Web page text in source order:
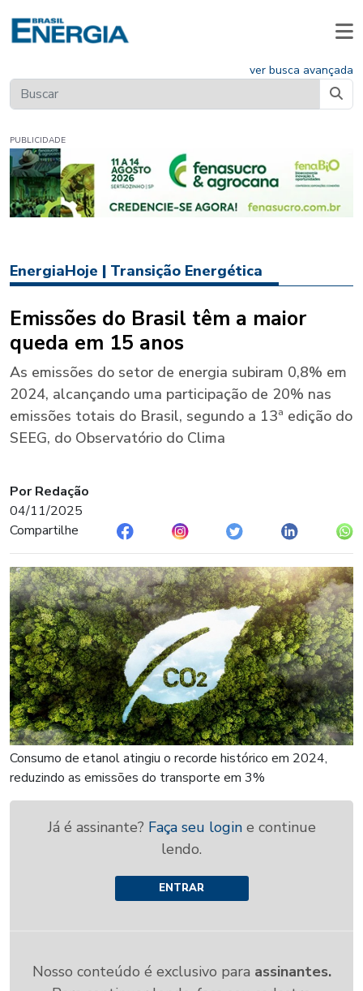
ver busca avançada
PUBLICIDADE
EnergiaHoje | Transição Energética
Emissões do Brasil têm a maior
queda em 15 anos
As emissões do setor de energia subiram 0,8% em
2024, alcançando uma participação de 20% nas
emissões totais do Brasil, segundo a 13ª edição do
SEEG, do Observatório do Clima
Por Redação
04/11/2025
Compartilhe
Consumo de etanol atingiu o recorde histórico em 2024,
reduzindo as emissões do transporte em 3%
Já é assinante? Faça seu login e continue
lendo.
ENTRAR
Nosso conteúdo é exclusivo para assinantes.